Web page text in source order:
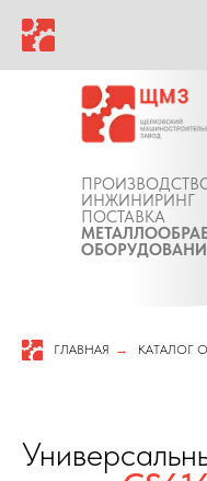
ИНЖИНИРИНГ
ПОСТАВКА
ГЛАВНАЯ → КАТАЛОГ